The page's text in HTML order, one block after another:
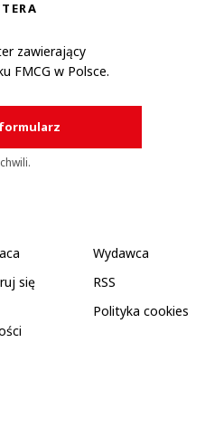
zawierający
FMCG w Polsce.
Wydawca
się
RSS
Polityka cookies